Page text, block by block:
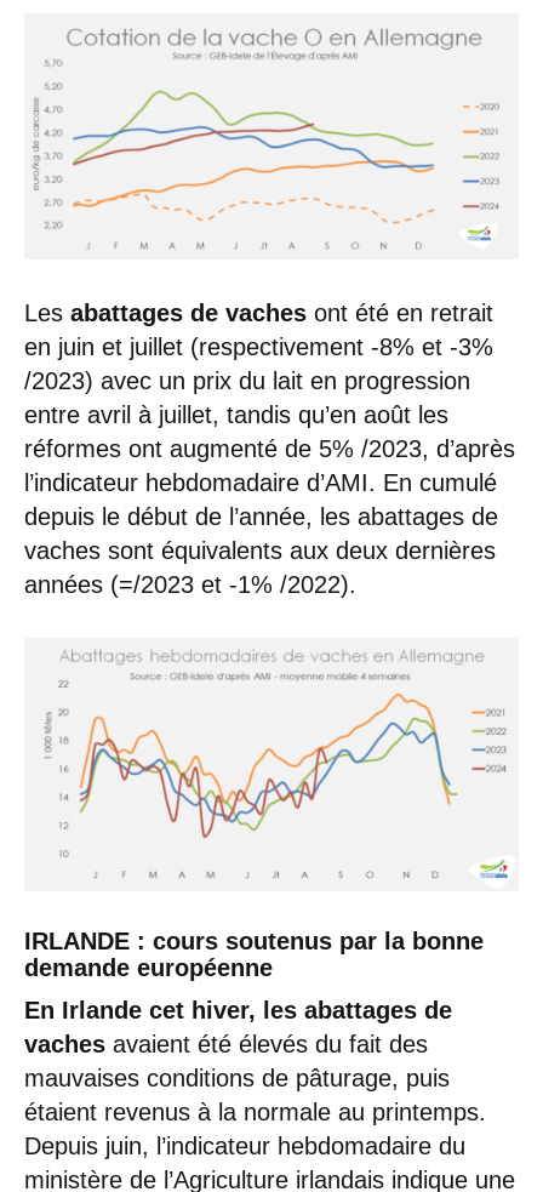
Les abattages de vaches ont été en retrait
en juin et juillet (respectivement -8% et -3%
/2023) avec un prix du lait en progression
entre avril à juillet, tandis qu’en août les
réformes ont augmenté de 5% /2023, d’après
l’indicateur hebdomadaire d’AMI. En cumulé
depuis le début de l’année, les abattages de
vaches sont équivalents aux deux dernières
années (=/2023 et -1% /2022).
IRLANDE : cours soutenus par la bonne
demande européenne
En Irlande cet hiver, les abattages de
vaches avaient été élevés du fait des
mauvaises conditions de pâturage, puis
étaient revenus à la normale au printemps.
Depuis juin, l’indicateur hebdomadaire du
ministère de l’Agriculture irlandais indique une